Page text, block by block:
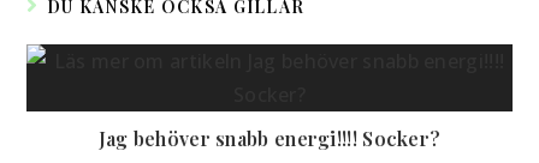
DU KANSKE OCKSÅ GILLAR
Jag behöver snabb energi!!!! Socker?